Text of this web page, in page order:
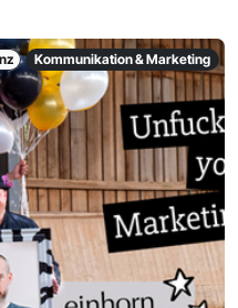
Kommunikation & Marketing